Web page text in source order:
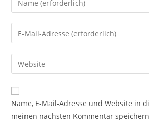
deinen
Namen
oder
zum
Kommentieren
ein
Gib
deine
E-
Mail-
zum
Kommentieren
ein
Gib
deine
Website-
URL
Name, E-Mail-Adresse und Website in
meinen nächsten Kommentar